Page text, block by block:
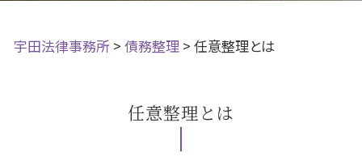
宇田法律事務所 > 債務整理 > 任意整理とは
任意整理とは